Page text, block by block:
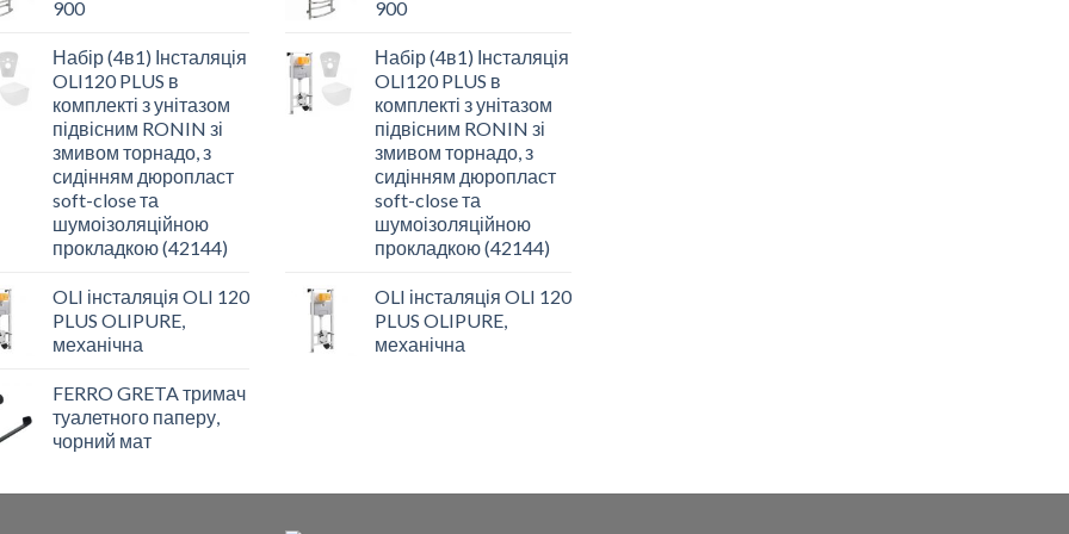
900
Набір (4в1) Інсталяція
OLI120 PLUS в
комплекті з унітазом
підвісним RONIN зі
змивом торнадо, з
сидінням дюропласт
soft-close та
шумоізоляційною
прокладкою (42144)
OLI інсталяція OLI 120
PLUS OLIPURE,
механічна
FERRO GRETA тримач
туалетного паперу,
чорний мат
900
Набір (4в1) Інсталяція
OLI120 PLUS в
комплекті з унітазом
підвісним RONIN зі
змивом торнадо, з
сидінням дюропласт
soft-close та
шумоізоляційною
прокладкою (42144)
OLI інсталяція OLI 120
PLUS OLIPURE,
механічна